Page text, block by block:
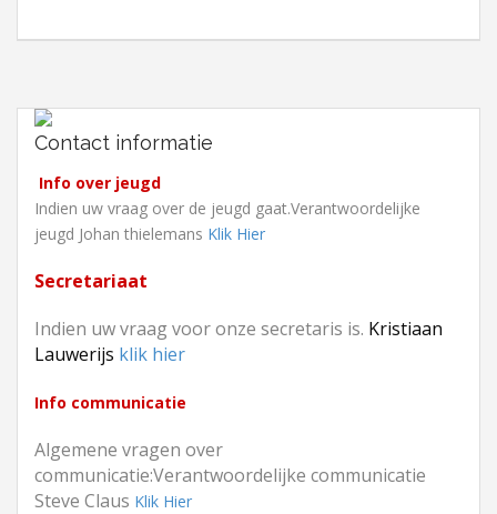
Contact informatie
Info over jeugd
Indien uw vraag over de jeugd gaat.Verantwoordelijke
jeugd Johan thielemans Klik Hier
Secretariaat
Indien uw vraag voor onze secretaris is. Kristiaan
Lauwerijs klik hier
Info communicatie
Algemene vragen over
communicatie:Verantwoordelijke communicatie
Steve Claus Klik Hier